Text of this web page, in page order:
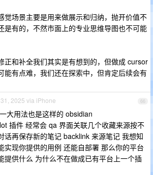
觉场景主要是用来做展示和归纳，抛开价值不
是有的，不然市面上的专业思维导图也不可能
正和补全我们其实是有想到的，但做成 cursor
能有点难，我们还在探索中，但肯定后续会有
66
2025 via iPhone
大用法也是这样的 obsidian
插件 经常会 qa 界面关联几个收藏来源按不
话再保存新的笔记 backlink 来源笔记 我想知
实现你提供的用例 还能自部署 那么你的平台
提供什么 为什么不在做成已有平台上一个插